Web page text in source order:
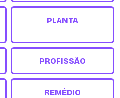
PLANTA
PROFISSÃO
REMÉDIO